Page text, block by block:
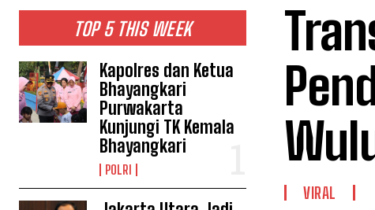
TOP 5 THIS WEEK
Kapolres dan Ketua
Bhayangkari
Purwakarta
Kunjungi TK Kemala
Bhayangkari
POLRI
VIRAL